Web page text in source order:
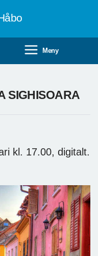
Meny
SIGHISOARA
kl. 17.00, digitalt.